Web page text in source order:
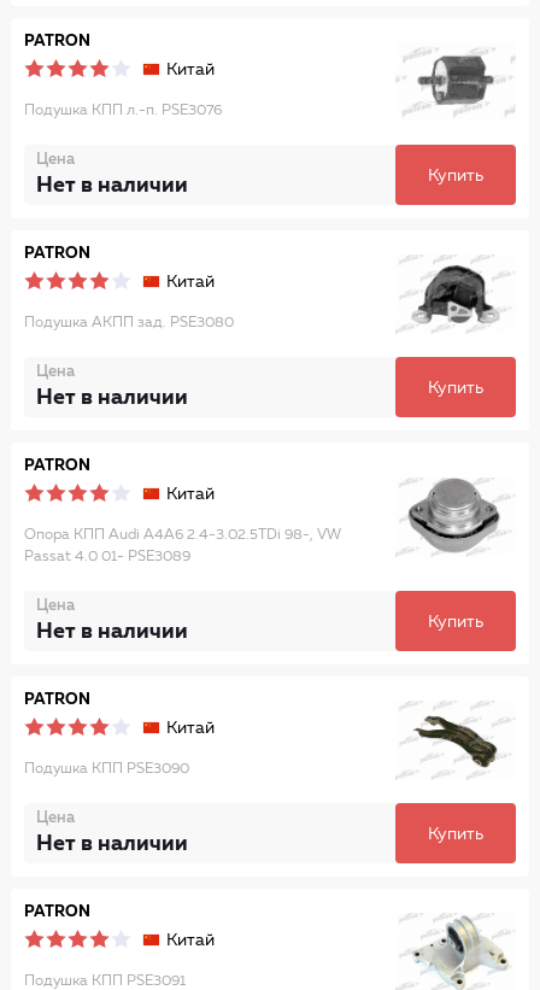
PATRON
Китай
Подушка КПП л.-п. PSE3076
Цена
Нет в наличии Купить
PATRON
Китай
Подушка AКПП зад. PSE3080
Цена
Нет в наличии Купить
PATRON
Китай
Опора КПП Audi A4A6 2.4-3.02.5TDi 98-, VW
Passat 4.0 01- PSE3089
Цена
Нет в наличии Купить
PATRON
Китай
Подушка КПП PSE3090
Цена
Нет в наличии Купить
PATRON
Китай
Подушка КПП PSE3091